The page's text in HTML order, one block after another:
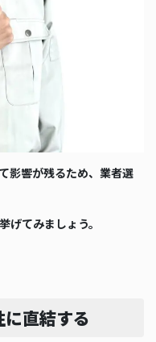
影響が残るため、業者選
げてみましょう。
直結する